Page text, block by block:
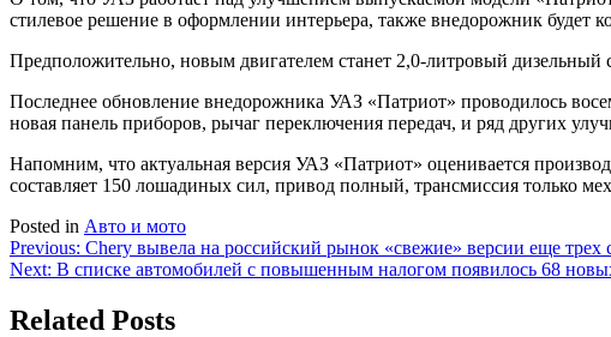
стилевое решение в оформлении интерьера, также внедорожник будет
Предположительно, новым двигателем станет 2,0-литровый дизельный
Последнее обновление внедорожника УАЗ «Патриот» проводилось
новая панель приборов, рычаг переключения передач, и ряд других
Напомним, что актуальная версия УАЗ «Патриот» оценивается
составляет 150 лошадиных сил, привод полный, трансмиссия только
Posted in Авто и мото
Навигация
по
записям
Previous: Chery вывела на российский рынок «свежие» версии еще трех
Next: В списке автомобилей с повышенным налогом появилось 68
Related Posts